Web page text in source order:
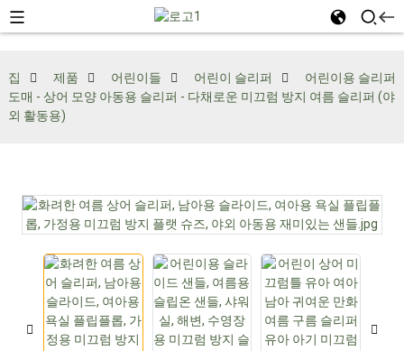
집 제품 어린이들 어린이 슬리퍼
어린이용 슬리퍼
도매 - 상어 모양 아동용 슬리퍼 - 다채로운 미끄럼 방지 여름 슬리퍼 (야
외 활동용)